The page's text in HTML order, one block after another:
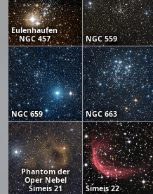
Eulenhaufen
NGC 457
NGC 559
NGC 659 NGC 663
Phantom der
Oper Nebel
Simeis 21
Simeis 22